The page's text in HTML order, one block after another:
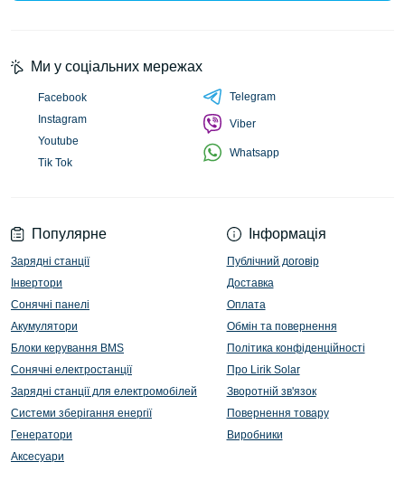
Популярне
Зарядні станції
Інвертори
Сонячні панелі
Акумулятори
Блоки керування BMS
Сонячні електростанції
Зарядні станції для електромобілей
Системи зберігання енергії
Генератори
Аксесуари
Інформація
Публічний договір
Доставка
Оплата
Обмін та повернення
Політика конфіденційності
Про Lirik Solar
Зворотній зв'язок
Повернення товару
Виробники
Ми у соціальних мережах
Facebook
Instagram
Youtube
Tik Tok
Telegram
Viber
Whatsapp